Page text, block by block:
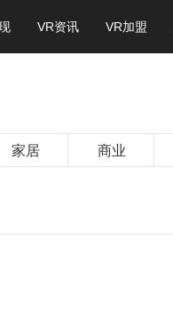
VR资讯 VR加盟
家居 商业